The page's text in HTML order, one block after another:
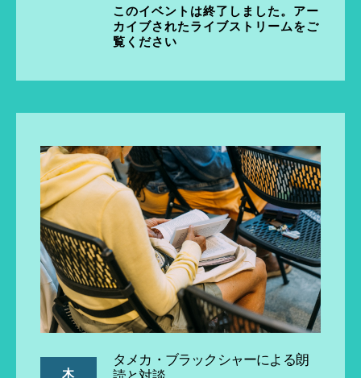
このイベントは終了しました。アー
カイブされたライブストリームをご
覧ください
木
タメカ・ブラックシャーによる朗